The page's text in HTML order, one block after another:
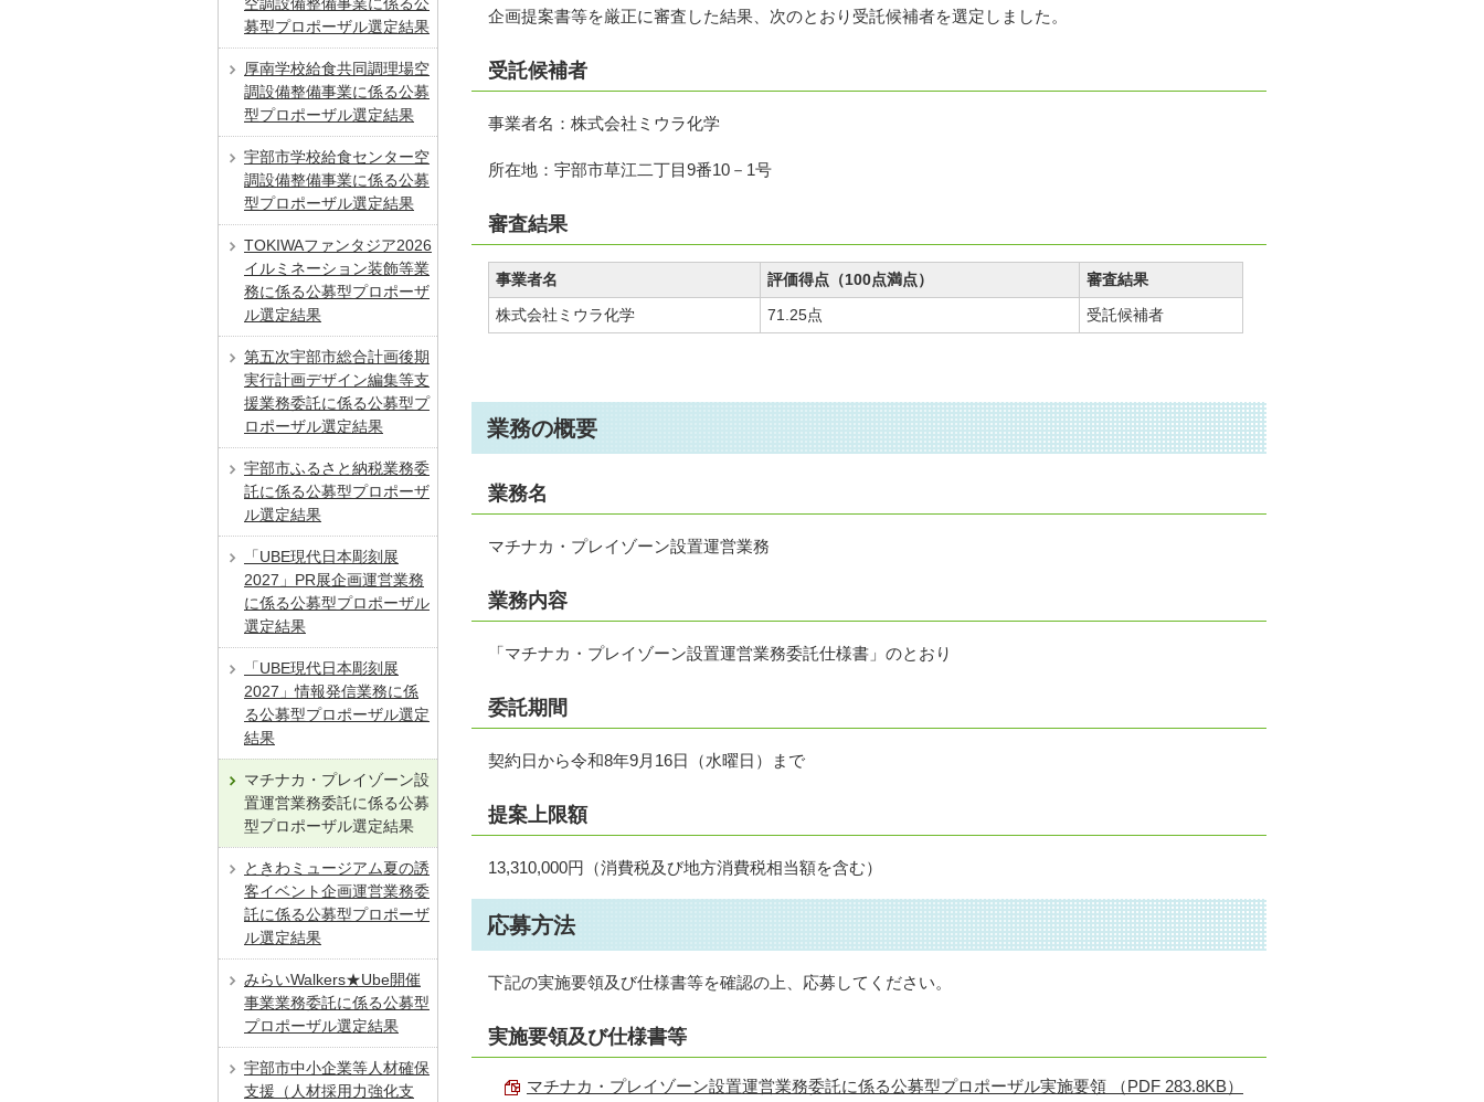
企画提案書等を厳正に審査した結果、次のとおり受託候補者を選定しました。
受託候補者
事業者名：株式会社ミウラ化学
所在地：宇部市草江二丁目9番10－1号
審査結果
事業者名 評価得点（100点満点）
審査結果
株式会社ミウラ化学
71.25点 受託候補者
業務の概要
業務名
マチナカ・プレイゾーン設置運営業務
業務内容
「マチナカ・プレイゾーン設置運営業務委託仕様書」のとおり
委託期間
契約日から令和8年9月16日（水曜日）まで
提案上限額
13,310,000円（消費税及び地方消費税相当額を含む）
応募方法
下記の実施要領及び仕様書等を確認の上、応募してください。
実施要領及び仕様書等
マチナカ・プレイゾーン設置運営業務委託に係る公募型プロポーザル実施要領 （PDF 283.8KB）
募型プロポーザル選定結果
厚南学校給食共同調理場空
調設備整備事業に係る公募
型プロポーザル選定結果
宇部市学校給食センター空
調設備整備事業に係る公募
型プロポーザル選定結果
TOKIWAファンタジア2026
イルミネーション装飾等業
務に係る公募型プロポーザ
ル選定結果
第五次宇部市総合計画後期
実行計画デザイン編集等支
援業務委託に係る公募型プ
ロポーザル選定結果
宇部市ふるさと納税業務委
託に係る公募型プロポーザ
ル選定結果
「UBE現代日本彫刻展
2027」PR展企画運営業務
に係る公募型プロポーザル
選定結果
「UBE現代日本彫刻展
2027」情報発信業務に係
る公募型プロポーザル選定
結果
マチナカ・プレイゾーン設
置運営業務委託に係る公募
型プロポーザル選定結果
ときわミュージアム夏の誘
客イベント企画運営業務委
託に係る公募型プロポーザ
ル選定結果
みらいWalkers★Ube開催
事業業務委託に係る公募型
プロポーザル選定結果
宇部市中小企業等人材確保
支援（人材採用力強化支